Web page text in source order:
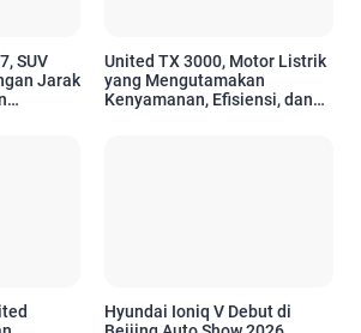
SUV
Jarak
United TX 3000, Motor Listrik
yang Mengutamakan
Kenyamanan, Efisiensi, dan
Hyundai Ioniq V Debut di